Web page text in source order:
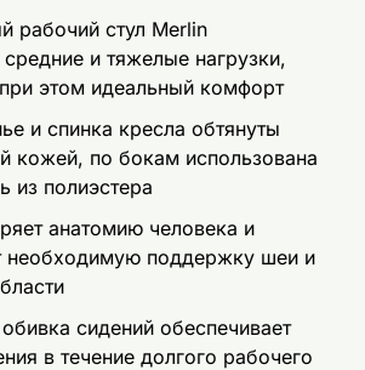
рабочий стул Merlin
и тяжелые нагрузки,
этом идеальный комфорт
и спинка кресла обтянуты
кожей, по бокам использована
из полиэстера
анатомию человека и
необходимую поддержку шеи и
сидений обеспечивает
в течение долгого рабочего